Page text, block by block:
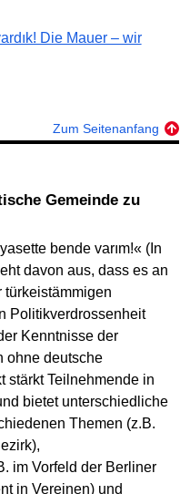
Die Mauer – wir
Zum Seitenanfang
bende varım!« (In
davon aus, dass es an
türkeistämmigen
Politikverdrossenheit
Kenntnisse der
ohne deutsche
stärkt Teilnehmende in
bietet unterschiedliche
Themen (z.B.
im Vorfeld der Berliner
in Vereinen) und